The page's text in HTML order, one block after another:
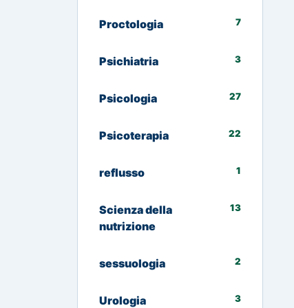
Proctologia 7
Psichiatria 3
Psicologia 27
Psicoterapia 22
reflusso 1
Scienza della
nutrizione
13
sessuologia 2
Urologia 3